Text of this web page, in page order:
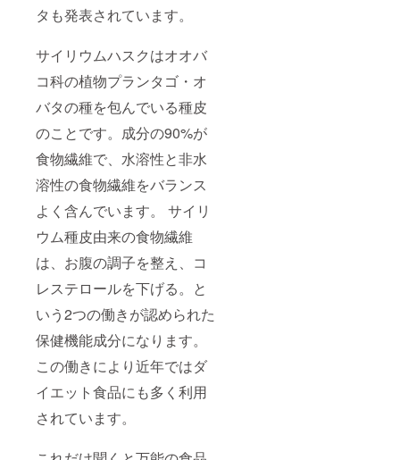
タも発表されています。
サイリウムハスクはオオバ
コ科の植物プランタゴ・オ
バタの種を包んでいる種皮
のことです。成分の90%が
食物繊維で、水溶性と非水
溶性の食物繊維をバランス
よく含んでいます。 サイリ
ウム種皮由来の食物繊維
は、お腹の調子を整え、コ
レステロールを下げる。と
いう2つの働きが認められた
保健機能成分になります。
この働きにより近年ではダ
イエット食品にも多く利用
されています。